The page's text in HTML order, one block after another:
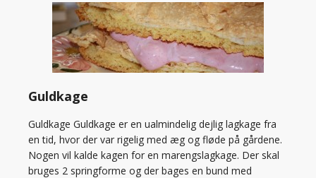
Guldkage
Guldkage Guldkage er en ualmindelig dejlig lagkage fra
en tid, hvor der var rigelig med æg og fløde på gårdene.
Nogen vil kalde kagen for en marengslagkage. Der skal
bruges 2 springforme og der bages en bund med